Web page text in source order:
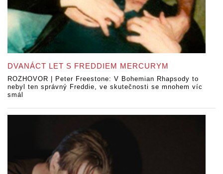
DVANÁCT LET S FREDDIEM MERCURYM
ROZHOVOR | Peter Freestone: V Bohemian Rhapsody to
nebyl ten správný Freddie, ve skutečnosti se mnohem víc
smál